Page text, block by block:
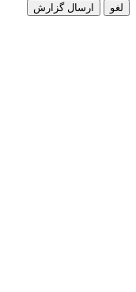
لغو ارسال گزارش